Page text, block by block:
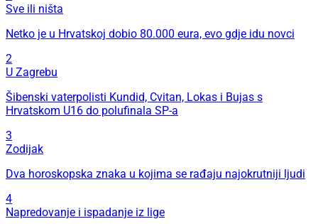
Sve ili ništa
Netko je u Hrvatskoj dobio 80.000 eura, evo gdje idu novci
2
U Zagrebu
Šibenski vaterpolisti Kundid, Cvitan, Lokas i Bujas s
Hrvatskom U16 do polufinala SP-a
3
Zodijak
Dva horoskopska znaka u kojima se rađaju najokrutniji ljudi
4
Napredovanje i ispadanje iz lige